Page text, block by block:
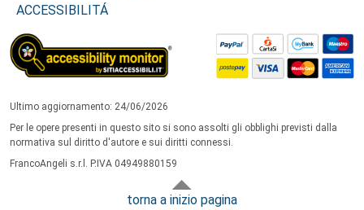
ACCESSIBILITÁ
Ultimo aggiornamento: 24/06/2026
Per le opere presenti in questo sito si sono assolti gli obblighi previsti dalla
normativa sul diritto d'autore e sui diritti connessi.
FrancoAngeli s.r.l. P.IVA 04949880159
torna a inizio pagina